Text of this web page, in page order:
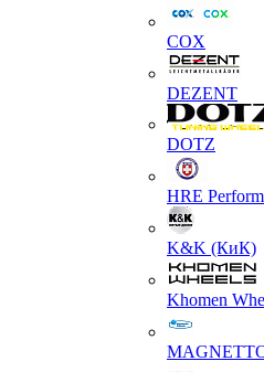
COX
DEZENT
DOTZ
HRE
K&K (КиК)
Khomen